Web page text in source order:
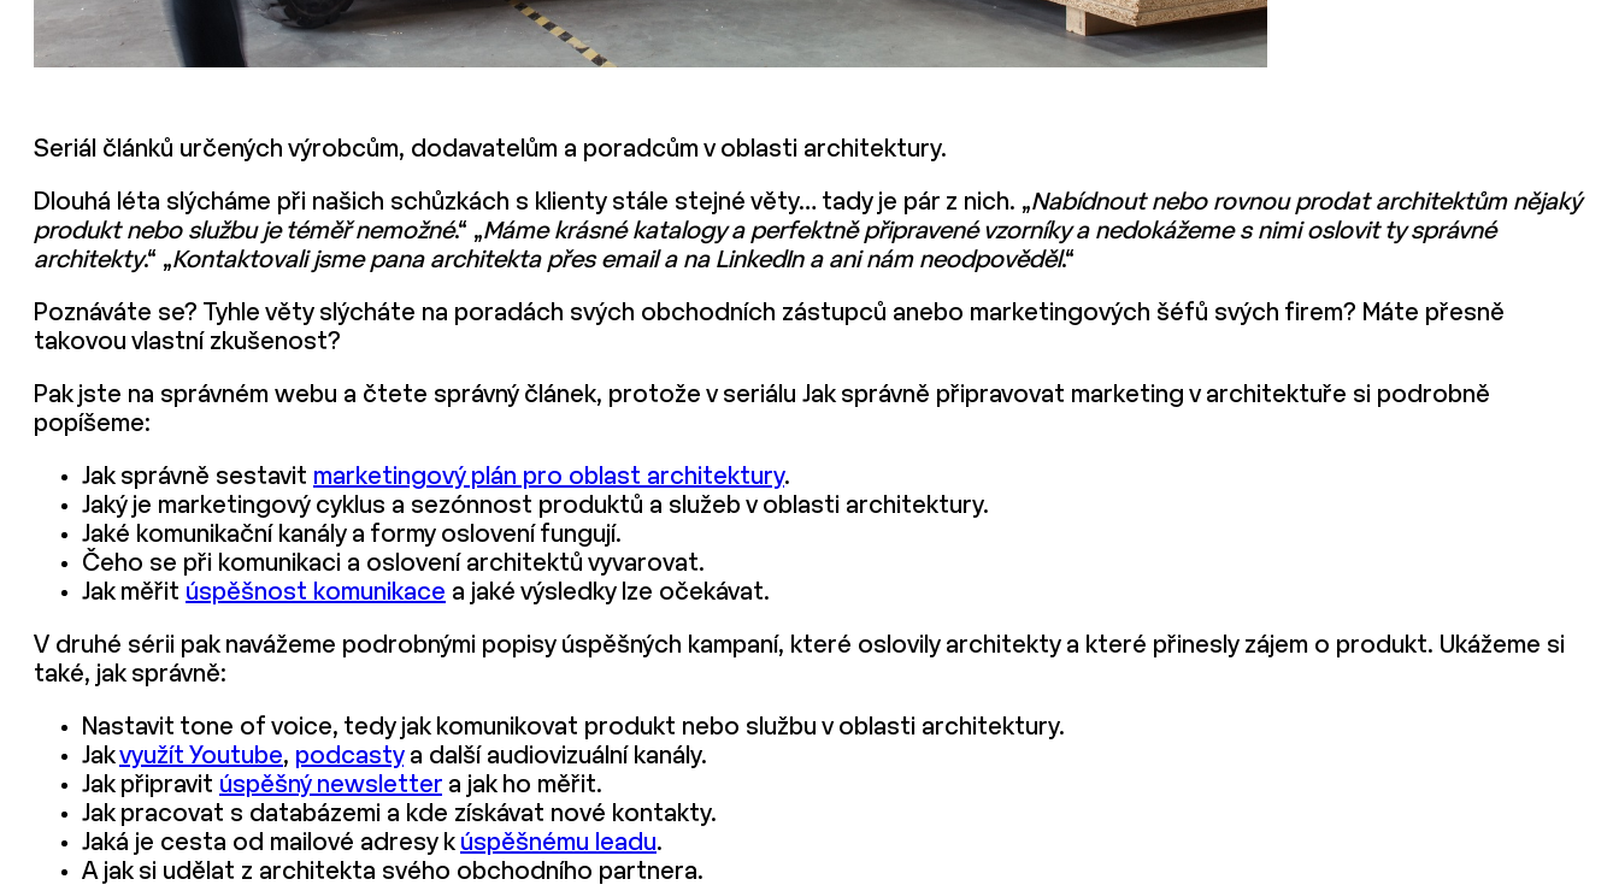
Seriál článků určených výrobcům, dodavatelům a poradcům v oblasti architektury.
Dlouhá léta slýcháme při našich schůzkách s klienty stále stejné věty… tady je pár z nich. „Nabídnout nebo rovnou prodat architektům nějaký
produkt nebo službu je téměř nemožné.“ „Máme krásné katalogy a perfektně připravené vzorníky a nedokážeme s nimi oslovit ty správné
architekty.“ „Kontaktovali jsme pana architekta přes email a na LinkedIn a ani nám neodpověděl.“
Poznáváte se? Tyhle věty slýcháte na poradách svých obchodních zástupců anebo marketingových šéfů svých firem? Máte přesně
takovou vlastní zkušenost?
Pak jste na správném webu a čtete správný článek, protože v seriálu Jak správně připravovat marketing v architektuře si podrobně
popíšeme:
Jak správně sestavit marketingový plán pro oblast architektury.
Jaký je marketingový cyklus a sezónnost produktů a služeb v oblasti architektury.
Jaké komunikační kanály a formy oslovení fungují.
Čeho se při komunikaci a oslovení architektů vyvarovat.
Jak měřit úspěšnost komunikace a jaké výsledky lze očekávat.
V druhé sérii pak navážeme podrobnými popisy úspěšných kampaní, které oslovily architekty a které přinesly zájem o produkt. Ukážeme si
také, jak správně:
Nastavit tone of voice, tedy jak komunikovat produkt nebo službu v oblasti architektury.
Jakvyužít Youtube, podcastya další audiovizuální kanály.
Jak připravit úspěšný newsletter a jak ho měřit.
Jak pracovat s databázemi a kde získávat nové kontakty.
Jaká je cesta od mailové adresy k úspěšnému leadu.
A jak si udělat z architekta svého obchodního partnera.